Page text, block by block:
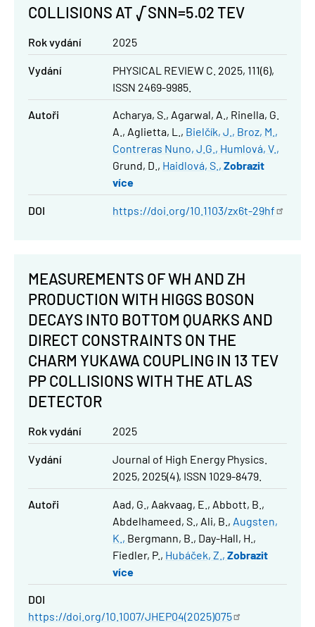
COLLISIONS AT √SNN=5.02 TEV
Rok vydání 2025
Vydání
PHYSICAL REVIEW C. 2025, 111(6),
ISSN 2469-9985.
Autoři Acharya, S. Agarwal, A.
Rinella, G.
A.
Aglietta, L. Bielčík, J.
Broz, M.
Contreras Nuno, J.G.
Humlová, V.
Grund, D.
Haidlová, S. Zobrazit
více
DOI https://doi.org/10.1103/zx6t-29hf
MEASUREMENTS OF WH AND ZH
PRODUCTION WITH HIGGS BOSON
DECAYS INTO BOTTOM QUARKS AND
DIRECT CONSTRAINTS ON THE
CHARM YUKAWA COUPLING IN 13 TEV
PP COLLISIONS WITH THE ATLAS
DETECTOR
Rok vydání 2025
Vydání
Journal of High Energy Physics.
2025, 2025(4), ISSN 1029-8479.
Autoři Aad, G. Aakvaag, E.
Abbott, B.
Abdelhameed, S.
Ali, B.
Augsten,
K.
Bergmann, B.
Day-Hall, H.
Fiedler, P. Hubáček, Z.
Zobrazit
více
DOI
https://doi.org/10.1007/JHEP04(2025)075